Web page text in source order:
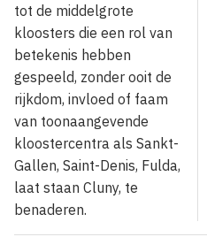
tot de middelgrote
kloosters die een rol van
betekenis hebben
gespeeld, zonder ooit de
rijkdom, invloed of faam
van toonaangevende
kloostercentra als Sankt-
Gallen, Saint-Denis, Fulda,
laat staan Cluny, te
benaderen.